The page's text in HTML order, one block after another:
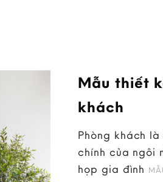
Mẫu thiết
khách
Phòng khách
chính của ngôi
họp gia đình